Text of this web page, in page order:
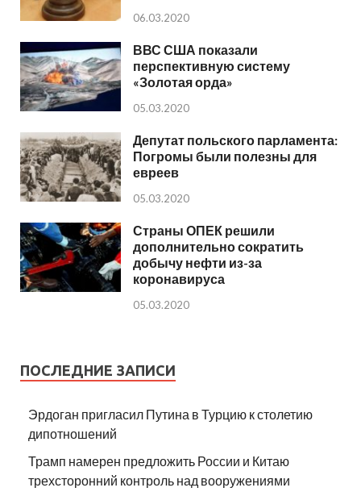
06.03.2020
ВВС США показали
перспективную систему
«Золотая орда»
05.03.2020
Депутат польского парламента:
Погромы были полезны для
евреев
05.03.2020
Страны ОПЕК решили
дополнительно сократить
добычу нефти из-за
коронавируса
05.03.2020
ПОСЛЕДНИЕ ЗАПИСИ
Эрдоган пригласил Путина в Турцию к столетию
дипотношений
Трамп намерен предложить России и Китаю
трехсторонний контроль над вооружениями